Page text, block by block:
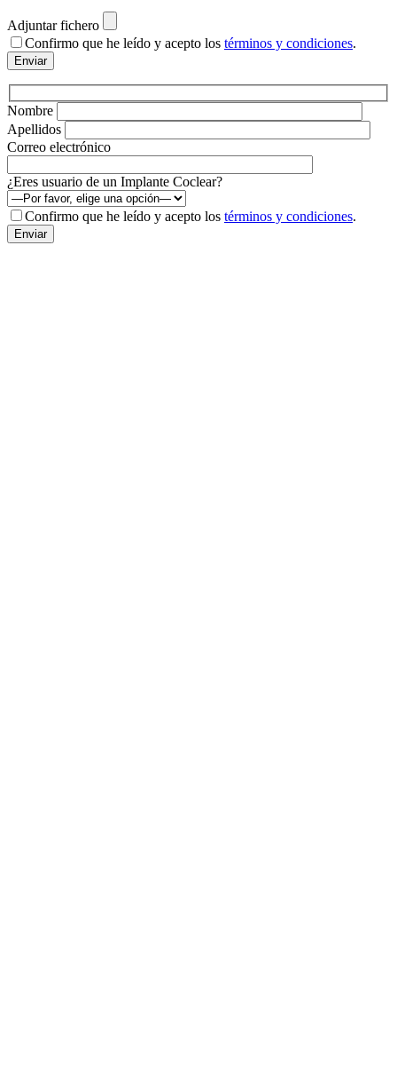
Adjuntar fichero
Confirmo que he leído y acepto los términos y condiciones.
Nombre
Apellidos
Correo electrónico
¿Eres usuario de un Implante Coclear?
Confirmo que he leído y acepto los términos y condiciones.